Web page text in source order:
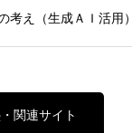
考え（生成ＡＩ活用
関連サイト